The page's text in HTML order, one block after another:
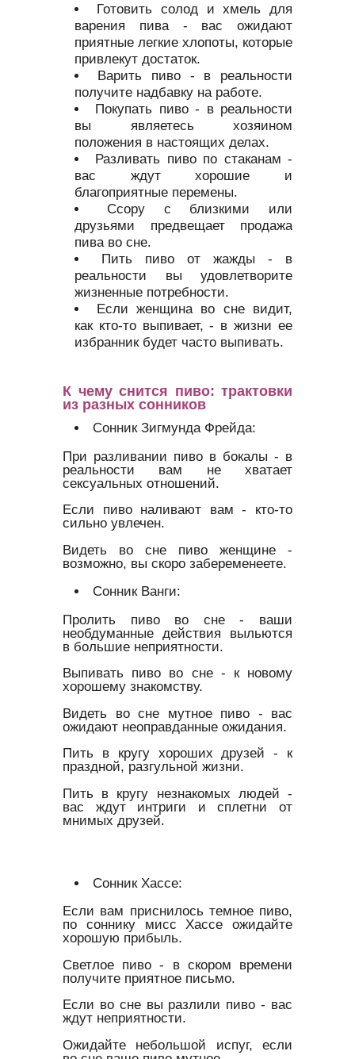
Готовить солод и хмель для
варения пива - вас ожидают
приятные легкие хлопоты, которые
привлекут достаток.
Варить пиво - в реальности
получите надбавку на работе.
Покупать пиво - в реальности
вы являетесь хозяином
положения в настоящих делах.
Разливать пиво по стаканам -
вас ждут хорошие и
благоприятные перемены.
Ссору с близкими или
друзьями предвещает продажа
пива во сне.
Пить пиво от жажды - в
реальности вы удовлетворите
жизненные потребности.
Если женщина во сне видит,
как кто-то выпивает, - в жизни ее
избранник будет часто выпивать.
К чему снится пиво: трактовки
из разных сонников
Сонник Зигмунда Фрейда:
При разливании пиво в бокалы - в
реальности вам не хватает
сексуальных отношений.
Если пиво наливают вам - кто-то
сильно увлечен.
Видеть во сне пиво женщине -
возможно, вы скоро забеременеете.
Сонник Ванги:
Пролить пиво во сне - ваши
необдуманные действия выльются
в большие неприятности.
Выпивать пиво во сне - к новому
хорошему знакомству.
Видеть во сне мутное пиво - вас
ожидают неоправданные ожидания.
Пить в кругу хороших друзей - к
праздной, разгульной жизни.
Пить в кругу незнакомых людей -
вас ждут интриги и сплетни от
мнимых друзей.
Сонник Хассе:
Если вам приснилось темное пиво,
по соннику мисс Хассе ожидайте
хорошую прибыль.
Светлое пиво - в скором времени
получите приятное письмо.
Если во сне вы разлили пиво - вас
ждут неприятности.
Ожидайте небольшой испуг, если